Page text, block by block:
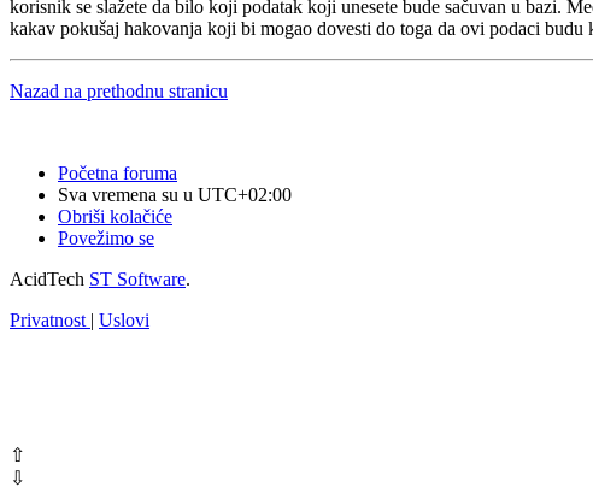
korisnik se slažete da bilo koji podatak koji unesete bude sačuvan u bazi.
kakav pokušaj hakovanja koji bi mogao dovesti do toga da ovi podaci budu
Nazad na prethodnu stranicu
Početna foruma
Sva vremena su u UTC+02:00
Obriši kolačiće
Povežimo se
AcidTech ST Software.
Privatnost | Uslovi
⇧
⇩